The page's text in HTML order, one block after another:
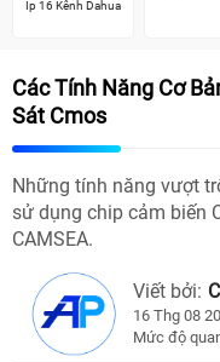
Ip 16 Kênh Dahua
Các Tính Năng Cơ
Sát Cmos
Những tính năng vượt
sử dụng chip cảm biến
CAMSEA.
Viết bởi:
16 Thg 08
Mức độ